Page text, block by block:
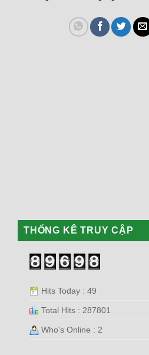
THỐNG KÊ TRUY CẬP
Hits Today : 49
Total Hits : 287801
Who's Online : 2